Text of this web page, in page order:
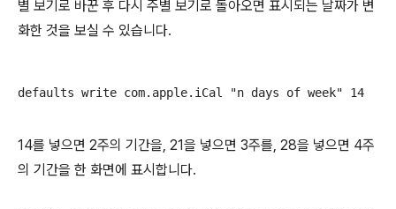
별 보기로 바꾼 후 다시 주별 보기로 돌아오면 표시되는 날짜가 변
화한 것을 보실 수 있습니다.
defaults write com.apple.iCal "n days of week" 14
14를 넣으면 2주의 기간을, 21을 넣으면 3주를, 28을 넣으면 4주
의 기간을 한 화면에 표시합니다.